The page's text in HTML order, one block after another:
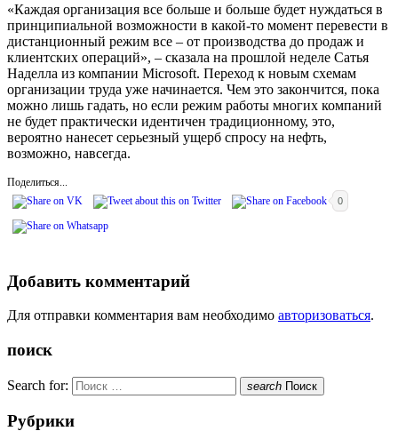
«Каждая организация все больше и больше будет нуждаться в
принципиальной возможности в какой-то момент перевести в
дистанционный режим все – от производства до продаж и
клиентских операций», – сказала на прошлой неделе Сатья
Наделла из компании Microsoft. Переход к новым схемам
организации труда уже начинается. Чем это закончится, пока
можно лишь гадать, но если режим работы многих компаний
не будет практически идентичен традиционному, это,
вероятно нанесет серьезный ущерб спросу на нефть,
возможно, навсегда.
Поделиться...
0
Добавить комментарий
Для отправки комментария вам необходимо авторизоваться.
поиск
Search for: search Поиск
Рубрики